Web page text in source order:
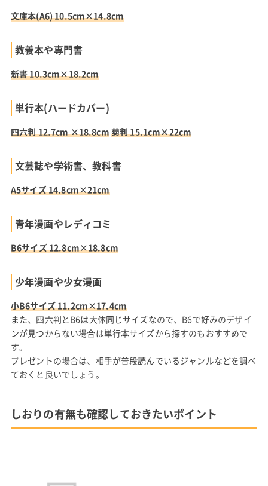
文庫本(A6) 10.5cm×14.8cm
教養本や専門書
新書 10.3cm×18.2cm
単行本(ハードカバー)
四六判 12.7cm ×18.8cm菊判 15.1cm×22cm
文芸誌や学術書、教科書
A5サイズ 14.8cm×21cm
青年漫画やレディコミ
B6サイズ 12.8cm×18.8cm
少年漫画や少女漫画
小B6サイズ 11.2cm×17.4cm
また、四六判とB6は大体同じサイズなので、B6で好みのデザイ
ンが見つからない場合は単行本サイズから探すのもおすすめで
す。
プレゼントの場合は、相手が普段読んでいるジャンルなどを調べ
ておくと良いでしょう。
しおりの有無も確認しておきたいポイント